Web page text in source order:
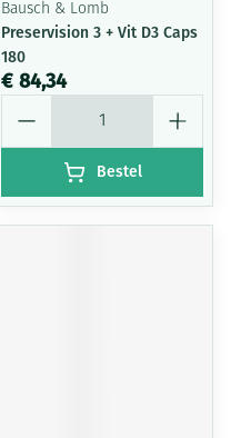
Bausch & Lomb
Preservision 3 + Vit D3 Caps
180
€ 84,34
Bestel